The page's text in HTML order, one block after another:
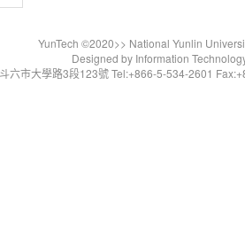
YunTech ©2020>> National Yunlin
Designed by Information
六市大學路3段123號 Tel:+866-5-534-2601